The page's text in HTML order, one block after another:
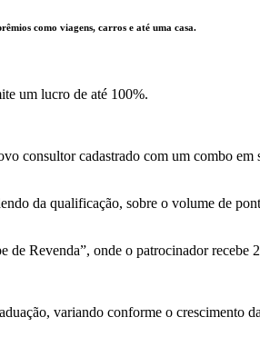
como viagens, carros e até uma casa.
um lucro de até 100%.
consultor cadastrado com um combo em
da qualificação, sobre o volume de
de Revenda”, onde o patrocinador
variando conforme o crescimento